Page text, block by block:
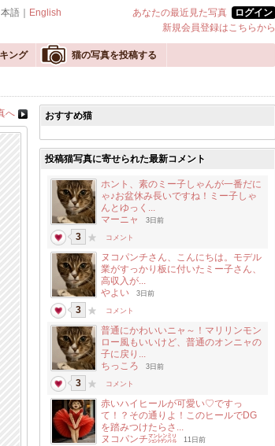
語｜ English あなたの最近見た写真
ログイン
新規会員登録はこちらから
ング 猫の写真を投稿する
へ おすすめ猫
投稿猫写真に寄せられた最新コメント
ホント、素のミー子しゃんが一番だに
ゃ♪お盆休み長いですね！ミー子しゃ
んとゆっく...
マーニャ
3日前
3 コメント
ヌコパンチさん、こんにちは。モデル
業がすっかり板に付いたミー子さん、
高収入が...
やよい
3日前
3 コメント
普通にかわいいニャ～！マリリンモン
ロー風もいいけど、普通のオンニャの
子に戻り...
ちっころ
3日前
3 コメント
赤いハイヒールが可愛い♡ですっ
て！？その通りよ！このヒールでDG
を踏みつけたらさ...
ヌコパンチ㍇㍖㍊
11日前